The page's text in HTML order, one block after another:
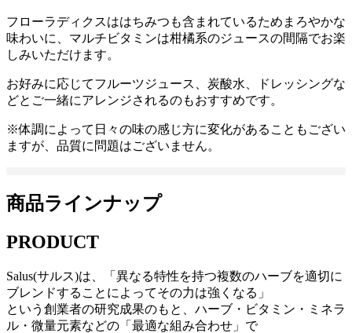
フローラディクスははちみつも含まれているためまろやかな
味わいに、マルチビタミンは柑橘系のジュースの間隔でお楽
しみいただけます。
お好みに応じてフルーツジュース、炭酸水、ドレッシングな
どとご一緒にアレンジされるのもおすすめです。
※体調によって日々の味の感じ方に変化があることもござい
ますが、品質に問題はございません。
商品ラインナップ
PRODUCT
Salus(サルス)は、「異なる特性を持つ複数のハーブを適切に
ブレンドすることによってその力は強くなる」
という創業者の研究成果のもと、ハーブ・ビタミン・ミネラ
ル・微量元素などの「最適な組み合わせ」で